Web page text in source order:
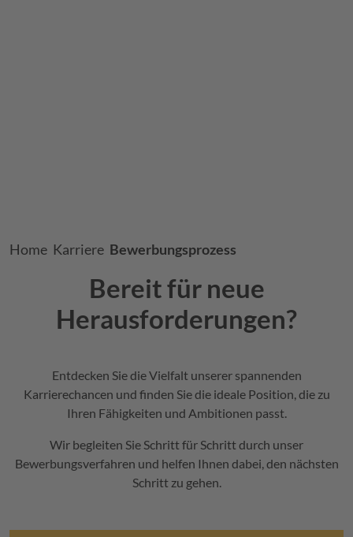
Breadcrumb
Home Karriere Bewerbungsprozess
Bereit für neue
Herausforderungen?
Entdecken Sie die Vielfalt unserer spannenden
Karrierechancen und finden Sie die ideale Position, die zu
Ihren Fähigkeiten und Ambitionen passt.
Wir begleiten Sie Schritt für Schritt durch unser
Bewerbungsverfahren und helfen Ihnen dabei, den nächsten
Schritt zu gehen.